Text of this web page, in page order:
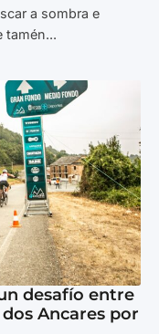
a sombra e
tamén...
desafío entre
Ancares por